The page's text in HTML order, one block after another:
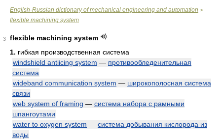
English-Russian dictionary of mechanical engineering and automation >
flexible machining system
3
flexible machining system
1. гибкая производственная система
windshield antiicing system — противообледенительная
система
wideband communication system — широкополосная система
связи
web system of framing — система набора с рамными
шпангоутами
water to oxygen system — система добывания кислорода из
воды